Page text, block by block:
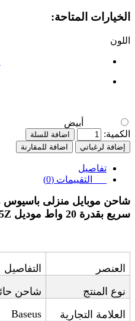
الخيارات المتاحة:
اللون
أبيض
الكمية:
اضافة للسلة
إضافة لرغباتي
اضافة للمقارنة
تفاصيل
التقييمات (0)
شاحن موبايل منزلى
سريع بقدرة 20 واط موديل
العنصر
التفاصيل
نوع المنتج
شاحن
العلامة التجارية
Baseus